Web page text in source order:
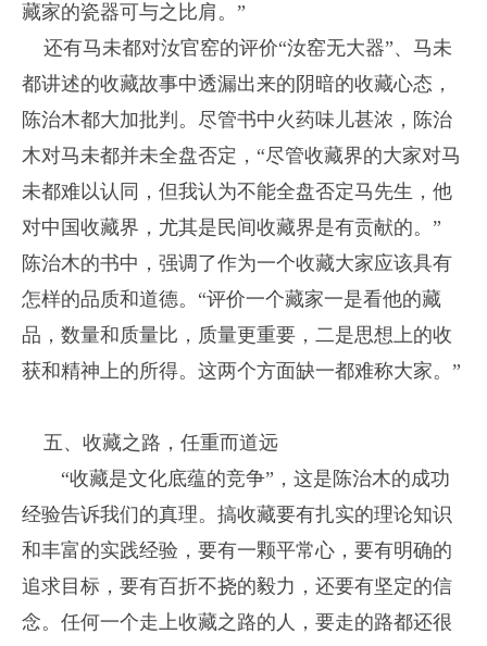
藏家的瓷器可与之比肩。”
还有马未都对汝官窑的评价“汝窑无大器”、马未
都讲述的收藏故事中透漏出来的阴暗的收藏心态，
陈治木都大加批判。尽管书中火药味儿甚浓，陈治
木对马未都并未全盘否定，“尽管收藏界的大家对马
未都难以认同，但我认为不能全盘否定马先生，他
对中国收藏界，尤其是民间收藏界是有贡献的。”
陈治木的书中，强调了作为一个收藏大家应该具有
怎样的品质和道德。“评价一个藏家一是看他的藏
品，数量和质量比，质量更重要，二是思想上的收
获和精神上的所得。这两个方面缺一都难称大家。”
五、收藏之路，任重而道远
“收藏是文化底蕴的竞争”，这是陈治木的成功
经验告诉我们的真理。搞收藏要有扎实的理论知识
和丰富的实践经验，要有一颗平常心，要有明确的
追求目标，要有百折不挠的毅力，还要有坚定的信
念。任何一个走上收藏之路的人，要走的路都还很